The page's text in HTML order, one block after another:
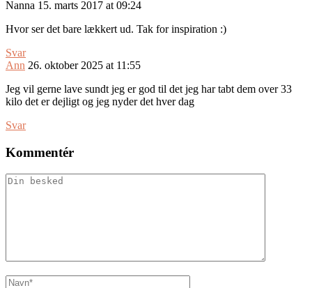
Nanna 15. marts 2017 at 09:24
Hvor ser det bare lækkert ud. Tak for inspiration :)
Svar
Ann 26. oktober 2025 at 11:55
Jeg vil gerne lave sundt jeg er god til det jeg har tabt dem over 33
kilo det er dejligt og jeg nyder det hver dag
Svar
Kommentér